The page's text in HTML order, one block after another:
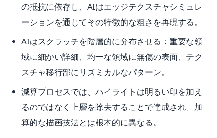
の抵抗に依存し、AIはエッジテクスチャシミュレ
ーションを通じてその特徴的な粗さを再現する。
AIはスクラッチを階層的に分布させる：重要な領
域に細かい詳細、均一な領域に無傷の表面、テク
スチャ移行部にリズミカルなパターン。
減算プロセスでは、ハイライトは明るい印を加え
るのではなく上層を除去することで達成され、加
算的な描画技法とは根本的に異なる。